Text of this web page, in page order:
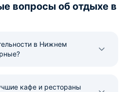
вопросы об отдыхе в
в Нижнем
кафе и рестораны